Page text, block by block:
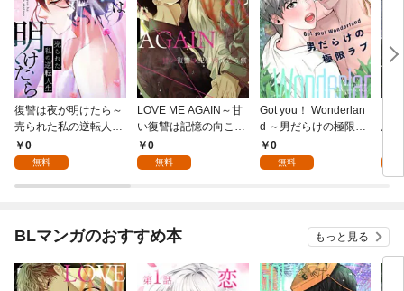
復讐は夜が明けたら～
売られた私の逆転人生
(1)0
無料
LOVE ME AGAIN～甘
い復讐は記憶の向こう
側～(1)
0
無料
Got you！ Wonderlan
d ～男だらけの極限ラ
ブ～(1)
0
無料
鳥
BLマンガのおすすめ本 もっと見る